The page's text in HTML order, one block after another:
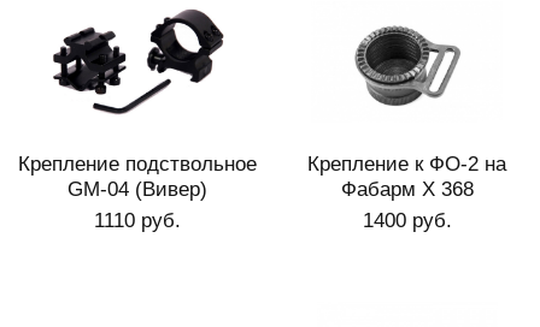
Крепление подствольное
GM-04 (Вивер)
1110 руб.
Крепление к ФО-2 на
Фабарм Х 368
1400 руб.